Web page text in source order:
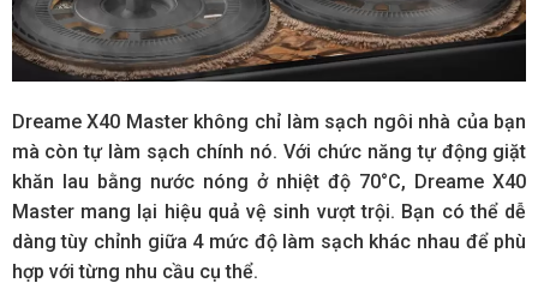
Dreame X40 Master không chỉ làm sạch ngôi nhà của bạn
mà còn tự làm sạch chính nó. Với chức năng tự động giặt
khăn lau bằng nước nóng ở nhiệt độ 70°C, Dreame X40
Master mang lại hiệu quả vệ sinh vượt trội. Bạn có thể dễ
dàng tùy chỉnh giữa 4 mức độ làm sạch khác nhau để phù
hợp với từng nhu cầu cụ thể.